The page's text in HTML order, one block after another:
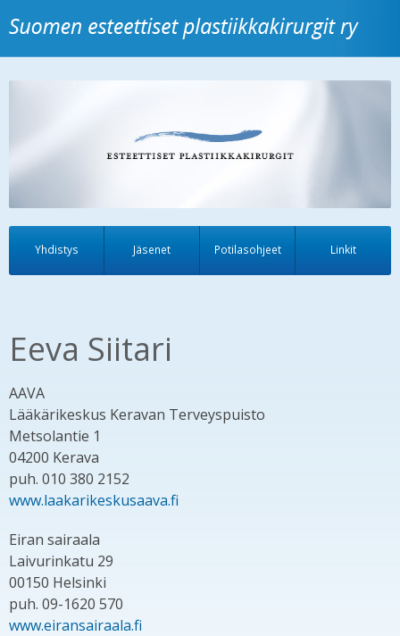
Yhdistys Jäsenet Potilasohjeet Linkit
Eeva Siitari
AAVA
Lääkärikeskus Keravan Terveyspuisto
Metsolantie 1
04200 Kerava
puh. 010 380 2152
www.laakarikeskusaava.fi
Eiran sairaala
Laivurinkatu 29
00150 Helsinki
puh. 09-1620 570
www.eiransairaala.fi